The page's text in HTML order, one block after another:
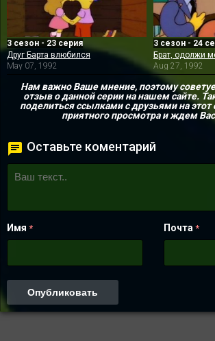
3 сезон - 23 серия
Друг Барта влюбился
May 07, 1992
3 сезон - 24
Брат, одолжи
Aug 27, 1992
Нам важно Ваше мнение, поэтому
отзыв о данной серии на нашем сайте.
поделиться ссылками с друзьями на
приятного просмотра и ждем
Оставьте коментарий
Имя * Почта *